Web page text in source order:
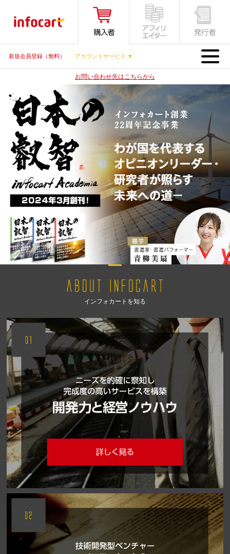
新規会員登録（無料） アカウントサービス ▼ MENU
お問い合わせ先はこちらから
インフォカートを知る